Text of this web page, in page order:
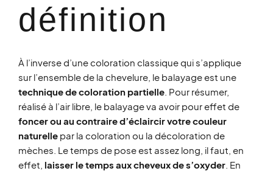
définition​
À l’inverse d’une coloration classique qui s’applique
sur l’ensemble de la chevelure, le balayage est une
technique de coloration partielle . Pour résumer,
réalisé à l’air libre, le balayage va avoir pour effet de
foncer ou au contraire d’éclaircir votre couleur
naturelle par la coloration ou la décoloration de
mèches. Le temps de pose est assez long, il faut, en
effet, laisser le temps aux cheveux de s’oxyder . En